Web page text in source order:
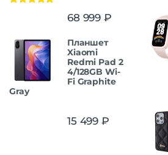
68 999 ₽
Планшет
Xiaomi
Redmi Pad 2
4/128GB Wi-
Fi Graphite
Gray
15 499 ₽